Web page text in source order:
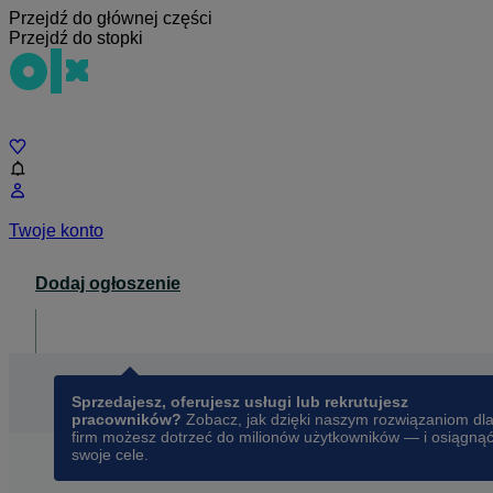
Przejdź do głównej części
Przejdź do stopki
Twoje konto
Dodaj ogłoszenie
Sprzedajesz, oferujesz usługi lub rekrutujesz
pracowników? Zobacz, jak dzięki naszym rozwiązaniom dla
firm możesz dotrzeć do milionów użytkowników — i osiągnąć
swoje cele.